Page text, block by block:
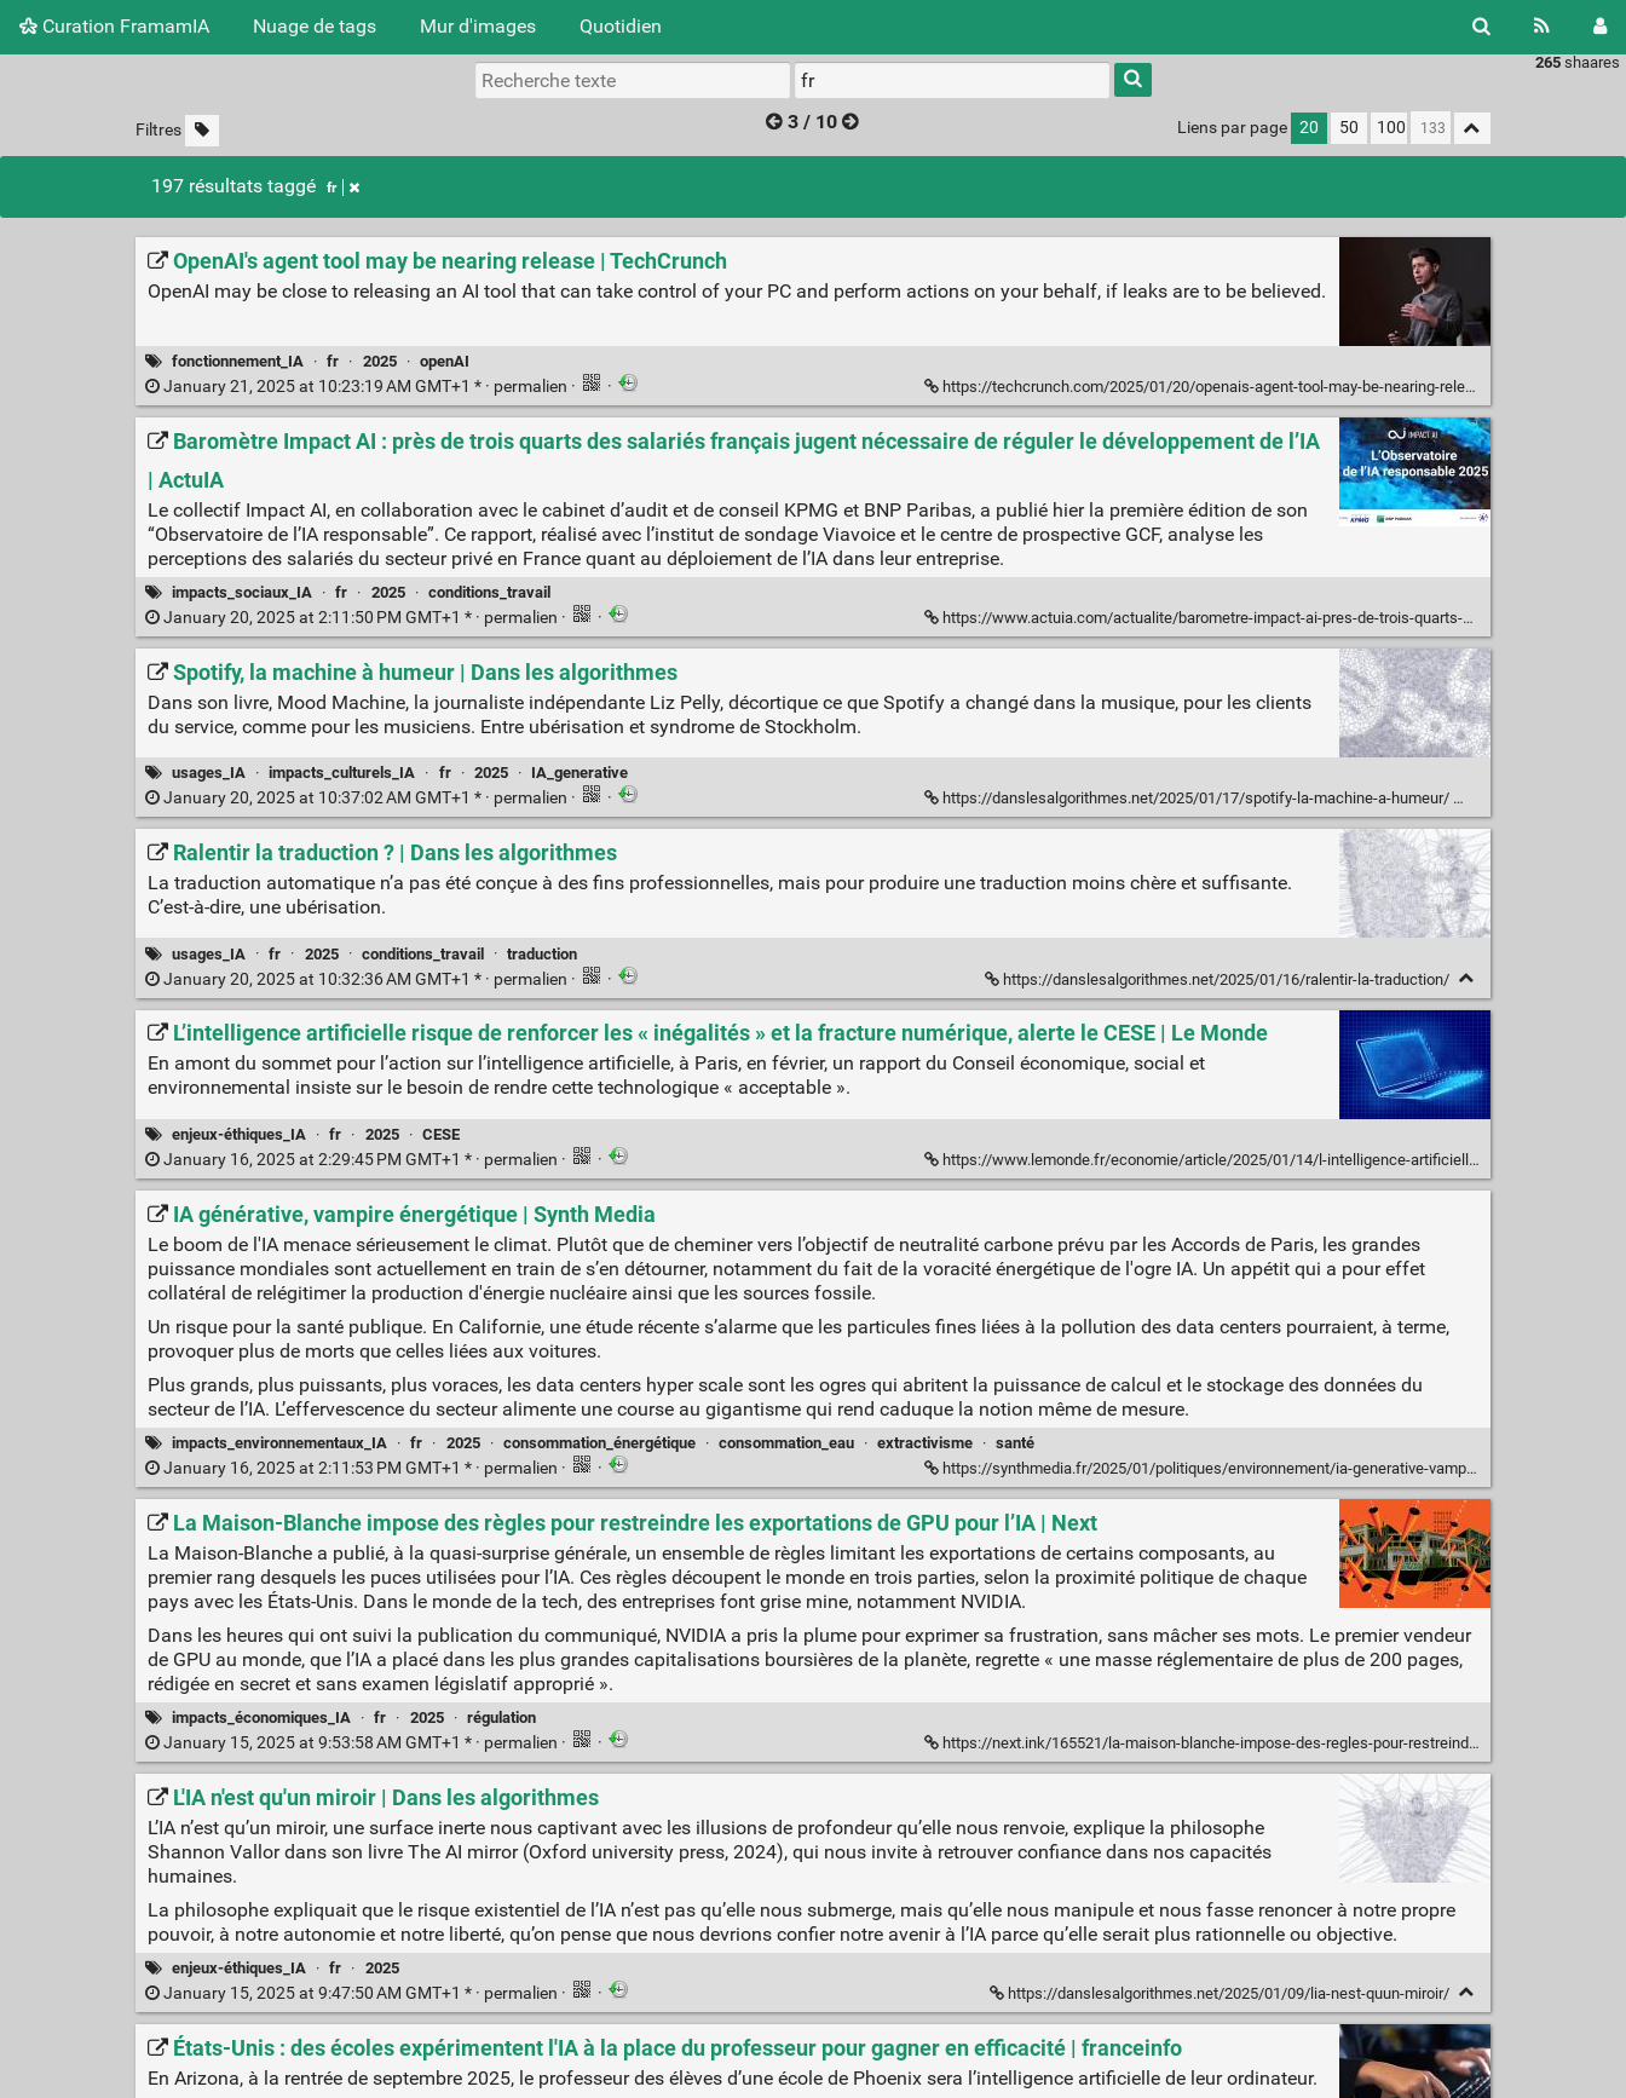
Curation FramamIA Nuage de tags Mur d'images Quotidien
265 shaares
Filtres 3 / 10 Liens par page 20 50 100
197 résultats taggé fr
OpenAI's agent tool may be nearing release | TechCrunch
OpenAI may be close to releasing an AI tool that can take control of your PC and perform actions on your behalf, if leaks are to be believed.
fonctionnement_IA · fr · 2025 · openAI
January 21, 2025 at 10:23:19 AM GMT+1 * · permalien · · https://techcrunch.com/2025/01/20/openais-agent-tool-may-be-nearing-release/
Baromètre Impact AI : près de trois quarts des salariés français jugent nécessaire de réguler le développement de l’IA
| ActuIA
Le collectif Impact AI, en collaboration avec le cabinet d’audit et de conseil KPMG et BNP Paribas, a publié hier la première édition de son
“Observatoire de l’IA responsable”. Ce rapport, réalisé avec l’institut de sondage Viavoice et le centre de prospective GCF, analyse les
perceptions des salariés du secteur privé en France quant au déploiement de l’IA dans leur entreprise.
impacts_sociaux_IA · fr · 2025 · conditions_travail
January 20, 2025 at 2:11:50 PM GMT+1 * · permalien · · https://www.actuia.com/actualite/barometre-impact-ai-pres-de-trois-quarts-des-salaries-francais-jugent-necessaire-de-reguler-le-developpement-de-lia/
Spotify, la machine à humeur | Dans les algorithmes
Dans son livre, Mood Machine, la journaliste indépendante Liz Pelly, décortique ce que Spotify a changé dans la musique, pour les clients
du service, comme pour les musiciens. Entre ubérisation et syndrome de Stockholm.
usages_IA · impacts_culturels_IA · fr · 2025 · IA_generative
January 20, 2025 at 10:37:02 AM GMT+1 * · permalien · · https://danslesalgorithmes.net/2025/01/17/spotify-la-machine-a-humeur/
Ralentir la traduction ? | Dans les algorithmes
La traduction automatique n’a pas été conçue à des fins professionnelles, mais pour produire une traduction moins chère et suffisante.
C’est-à-dire, une ubérisation.
usages_IA · fr · 2025 · conditions_travail · traduction
January 20, 2025 at 10:32:36 AM GMT+1 * · permalien · · https://danslesalgorithmes.net/2025/01/16/ralentir-la-traduction/
L’intelligence artificielle risque de renforcer les « inégalités » et la fracture numérique, alerte le CESE | Le Monde
En amont du sommet pour l’action sur l’intelligence artificielle, à Paris, en février, un rapport du Conseil économique, social et
environnemental insiste sur le besoin de rendre cette technologique « acceptable ».
enjeux-éthiques_IA · fr · 2025 · CESE
January 16, 2025 at 2:29:45 PM GMT+1 * · permalien · · https://www.lemonde.fr/economie/article/2025/01/14/l-intelligence-artificielle-risque-de-renforcer-les-inegalites-et-la-fracture-numerique-alerte-le-cese_6497771_3234.html
IA générative, vampire énergétique | Synth Media
Le boom de l'IA menace sérieusement le climat. Plutôt que de cheminer vers l’objectif de neutralité carbone prévu par les Accords de Paris, les grandes
puissance mondiales sont actuellement en train de s’en détourner, notamment du fait de la voracité énergétique de l'ogre IA. Un appétit qui a pour effet
collatéral de relégitimer la production d'énergie nucléaire ainsi que les sources fossile.
Un risque pour la santé publique. En Californie, une étude récente s’alarme que les particules fines liées à la pollution des data centers pourraient, à terme,
provoquer plus de morts que celles liées aux voitures.
Plus grands, plus puissants, plus voraces, les data centers hyper scale sont les ogres qui abritent la puissance de calcul et le stockage des données du
secteur de l’IA. L’effervescence du secteur alimente une course au gigantisme qui rend caduque la notion même de mesure.
impacts_environnementaux_IA · fr · 2025 · consommation_énergétique · consommation_eau · extractivisme · santé
January 16, 2025 at 2:11:53 PM GMT+1 * · permalien · · https://synthmedia.fr/2025/01/politiques/environnement/ia-generative-vampire-energetique/
La Maison-Blanche impose des règles pour restreindre les exportations de GPU pour l’IA | Next
La Maison-Blanche a publié, à la quasi-surprise générale, un ensemble de règles limitant les exportations de certains composants, au
premier rang desquels les puces utilisées pour l’IA. Ces règles découpent le monde en trois parties, selon la proximité politique de chaque
pays avec les États-Unis. Dans le monde de la tech, des entreprises font grise mine, notamment NVIDIA.
Dans les heures qui ont suivi la publication du communiqué, NVIDIA a pris la plume pour exprimer sa frustration, sans mâcher ses mots. Le premier vendeur
de GPU au monde, que l’IA a placé dans les plus grandes capitalisations boursières de la planète, regrette « une masse réglementaire de plus de 200 pages,
rédigée en secret et sans examen législatif approprié ».
impacts_économiques_IA · fr · 2025 · régulation
January 15, 2025 at 9:53:58 AM GMT+1 * · permalien · · https://next.ink/165521/la-maison-blanche-impose-des-regles-pour-restreindre-les-exportations-de-gpu-pour-lia/
L'IA n'est qu'un miroir | Dans les algorithmes
L’IA n’est qu’un miroir, une surface inerte nous captivant avec les illusions de profondeur qu’elle nous renvoie, explique la philosophe
Shannon Vallor dans son livre The AI mirror (Oxford university press, 2024), qui nous invite à retrouver confiance dans nos capacités
humaines.
La philosophe expliquait que le risque existentiel de l’IA n’est pas qu’elle nous submerge, mais qu’elle nous manipule et nous fasse renoncer à notre propre
pouvoir, à notre autonomie et notre liberté, qu’on pense que nous devrions confier notre avenir à l’IA parce qu’elle serait plus rationnelle ou objective.
enjeux-éthiques_IA · fr · 2025
January 15, 2025 at 9:47:50 AM GMT+1 * · permalien · · https://danslesalgorithmes.net/2025/01/09/lia-nest-quun-miroir/
États-Unis : des écoles expérimentent l'IA à la place du professeur pour gagner en efficacité | franceinfo
En Arizona, à la rentrée de septembre 2025, le professeur des élèves d’une école de Phoenix sera l’intelligence artificielle de leur ordinateur.